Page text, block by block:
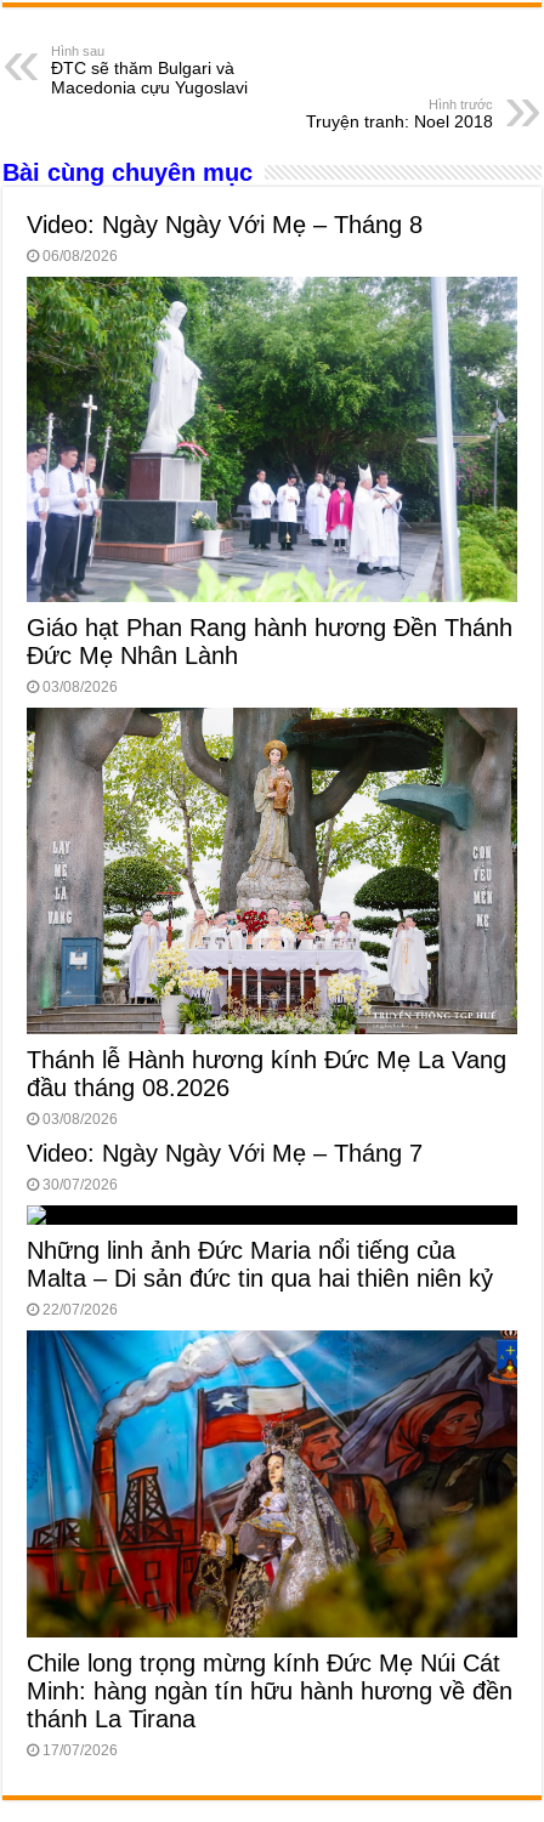
c
e
b
o
ss
n
er
at
A
p
e
er ail ar
Hình sau
ĐTC sẽ thăm Bulgari và
Macedonia cựu Yugoslavi
Hình trước
Truyện tranh: Noel 2018
Bài cùng chuyên mục
Video: Ngày Ngày Với Mẹ – Tháng 8
06/08/2026
Giáo hạt Phan Rang hành hương Đền Thánh
Đức Mẹ Nhân Lành
03/08/2026
Thánh lễ Hành hương kính Đức Mẹ La Vang
đầu tháng 08.2026
03/08/2026
Video: Ngày Ngày Với Mẹ – Tháng 7
30/07/2026
Những linh ảnh Đức Maria nổi tiếng của
Malta – Di sản đức tin qua hai thiên niên kỷ
22/07/2026
Chile long trọng mừng kính Đức Mẹ Núi Cát
Minh: hàng ngàn tín hữu hành hương về đền
thánh La Tirana
17/07/2026